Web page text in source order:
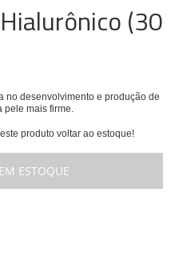
(30
no desenvolvimento e produção de
pele mais firme.
produto voltar ao estoque!
ESTOQUE